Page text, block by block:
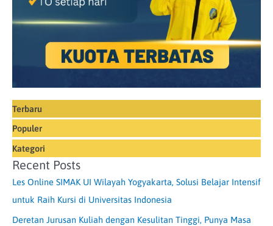
Terbaru
Populer
Kategori
Recent Posts
Les Online SIMAK UI Wilayah Yogyakarta, Solusi Belajar Intensif
untuk Raih Kursi di Universitas Indonesia
Deretan Jurusan Kuliah dengan Kesulitan Tinggi, Punya Masa